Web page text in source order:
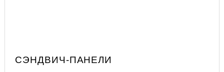
СЭНДВИЧ-ПАНЕЛИ